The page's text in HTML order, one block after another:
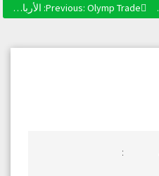
Previous:
Previous post: Olymp Trade: الأرباح الكبيرة! هل استراتيجية “الزخم” مناسبة لك؟
: